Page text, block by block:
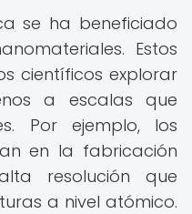
se ha beneficiado
Estos
científicos explorar
a escalas que
Por ejemplo, los
en la fabricación
resolución que
a nivel atómico.